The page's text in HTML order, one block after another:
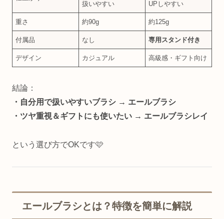
扱いやすい
UPしやすい
重さ 約90g 約125g
付属品 なし 専用スタンド付き
デザイン カジュアル 高級感・ギフト向け
結論：
・自分用で扱いやすいブラシ → エールブラシ
・ツヤ重視＆ギフトにも使いたい → エールブラシレイ
という選び方でOKです🩷
エールブラシとは？特徴を簡単に解説